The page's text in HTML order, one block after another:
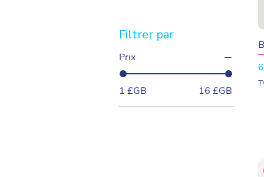
Filtrer par
Prix
1 £GB 16 £GB